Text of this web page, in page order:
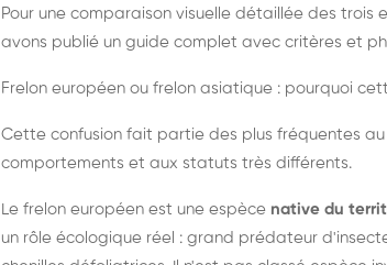
Pour une comparaison visuelle détaillée des trois
avons publié un guide complet avec critères et
Frelon européen ou frelon asiatique : pourquoi
Cette confusion fait partie des plus fréquentes
comportements et aux statuts très différents.
Le frelon européen est une espèce native du
un rôle écologique réel : grand prédateur